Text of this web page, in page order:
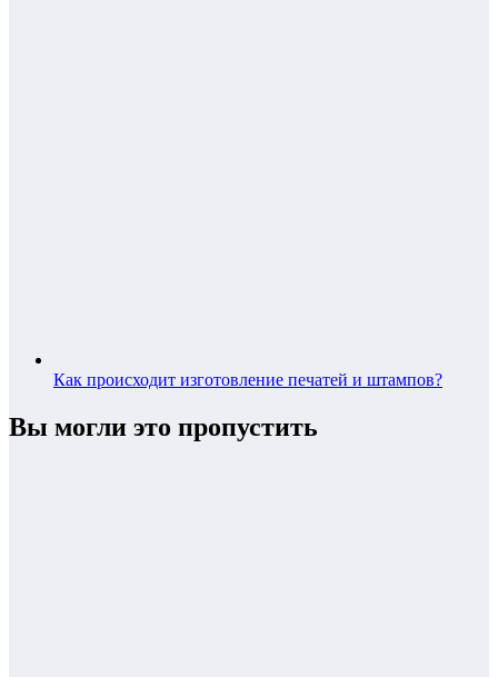
Как происходит изготовление печатей и штампов?
Вы могли это пропустить